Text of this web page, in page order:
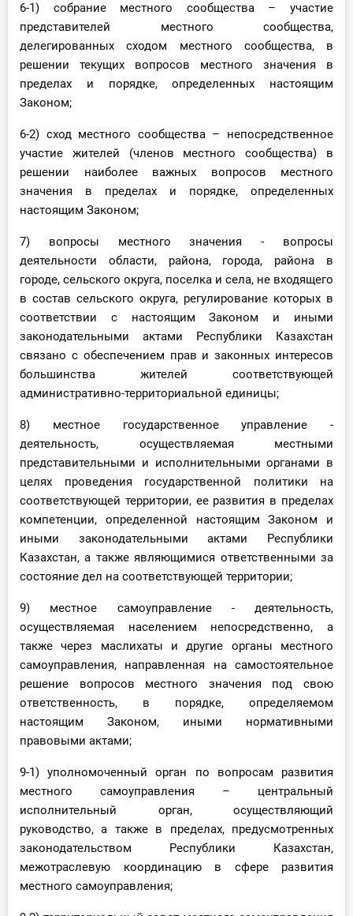
6-1) собрание местного сообщества – участие
представителей местного сообщества,
делегированных сходом местного сообщества, в
решении текущих вопросов местного значения в
пределах и порядке, определенных настоящим
Законом;
6-2) сход местного сообщества – непосредственное
участие жителей (членов местного сообщества) в
решении наиболее важных вопросов местного
значения в пределах и порядке, определенных
настоящим Законом;
7) вопросы местного значения - вопросы
деятельности области, района, города, района в
городе, сельского округа, поселка и села, не входящего
в состав сельского округа, регулирование которых в
соответствии с настоящим Законом и иными
законодательными актами Республики Казахстан
связано с обеспечением прав и законных интересов
большинства жителей соответствующей
административно-территориальной единицы;
8) местное государственное управление -
деятельность, осуществляемая местными
представительными и исполнительными органами в
целях проведения государственной политики на
соответствующей территории, ее развития в пределах
компетенции, определенной настоящим Законом и
иными законодательными актами Республики
Казахстан, а также являющимися ответственными за
состояние дел на соответствующей территории;
9) местное самоуправление - деятельность,
осуществляемая населением непосредственно, а
также через маслихаты и другие органы местного
самоуправления, направленная на самостоятельное
решение вопросов местного значения под свою
ответственность, в порядке, определяемом
настоящим Законом, иными нормативными
правовыми актами;
9-1) уполномоченный орган по вопросам развития
местного самоуправления – центральный
исполнительный орган, осуществляющий
руководство, а также в пределах, предусмотренных
законодательством Республики Казахстан,
межотраслевую координацию в сфере развития
местного самоуправления;